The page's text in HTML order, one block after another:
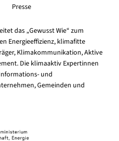
Presse
das „Gewusst Wie“ zum
Energieeffizienz, klimafitte
Klimakommunikation, Aktive
Die klimaaktiv Expertinnen
und
Gemeinden und